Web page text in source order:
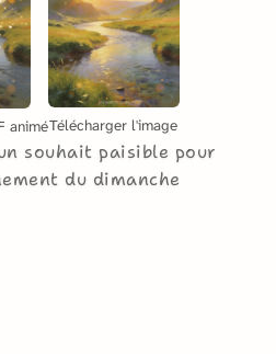
animéTélécharger l'image
souhait paisible pour
du dimanche